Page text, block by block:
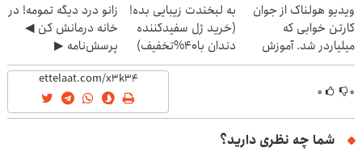
ویدیو هولناک از جوان
کارتن خوابی که
میلیاردر شد. آموزش
رایگان
به لبخندت زیبایی بده!
(خرید ژل سفیدکننده
دندان با40%تخفیف)
زانو درد دیگه تمومه! در
خانه درمانش کن ◀
پرسش‌نامه ▶
۰ ۰
شما چه نظری دارید؟